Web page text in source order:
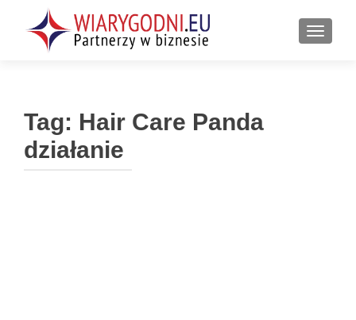
Tag: Hair Care Panda
działanie